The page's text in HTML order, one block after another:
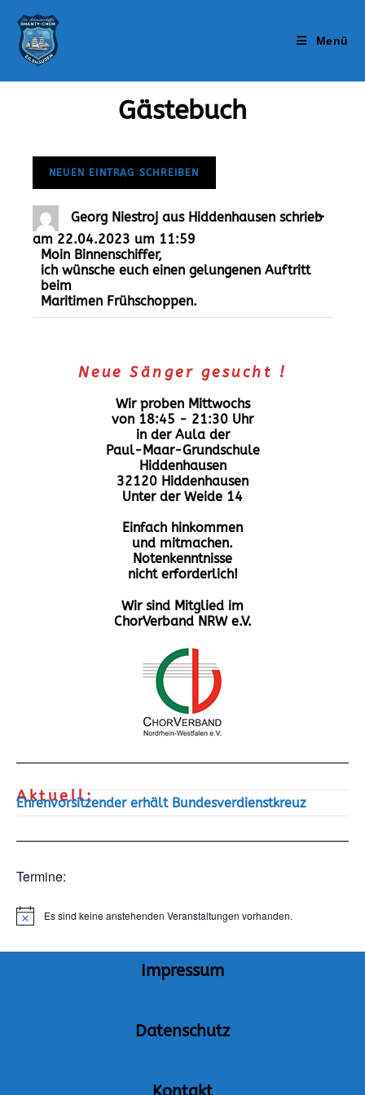
Menü
Gästebuch
Georg Niestroj aus Hiddenhausen schrieb
am 22.04.2023 um 11:59
Moin Binnenschiffer,
ich wünsche euch einen gelungenen Auftritt
beim
Maritimen Frühschoppen.
…
Neue Sänger gesucht !
Wir proben Mittwochs
von 18:45 - 21:30 Uhr
in der Aula der
Paul-Maar-Grundschule
Hiddenhausen
32120 Hiddenhausen
Unter der Weide 14
Einfach hinkommen
und mitmachen.
Notenkenntnisse
nicht erforderlich!
Wir sind Mitglied im
ChorVerband NRW e.V.
Aktuell:
Ehrenvorsitzender erhält Bundesverdienstkreuz
Termine:
H
Es sind keine anstehenden Veranstaltungen vorhanden.
Impressum
Datenschutz